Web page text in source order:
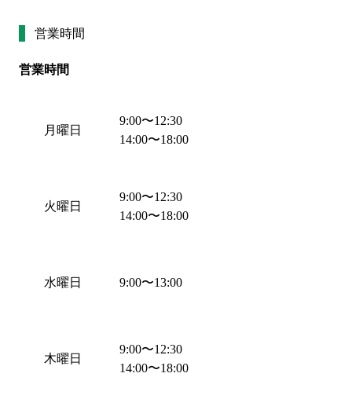
営業時間
営業時間
月曜日
火曜日
水曜日
木曜日
9:00〜12:30
14:00〜18:00
9:00〜12:30
14:00〜18:00
9:00〜13:00
9:00〜12:30
14:00〜18:00